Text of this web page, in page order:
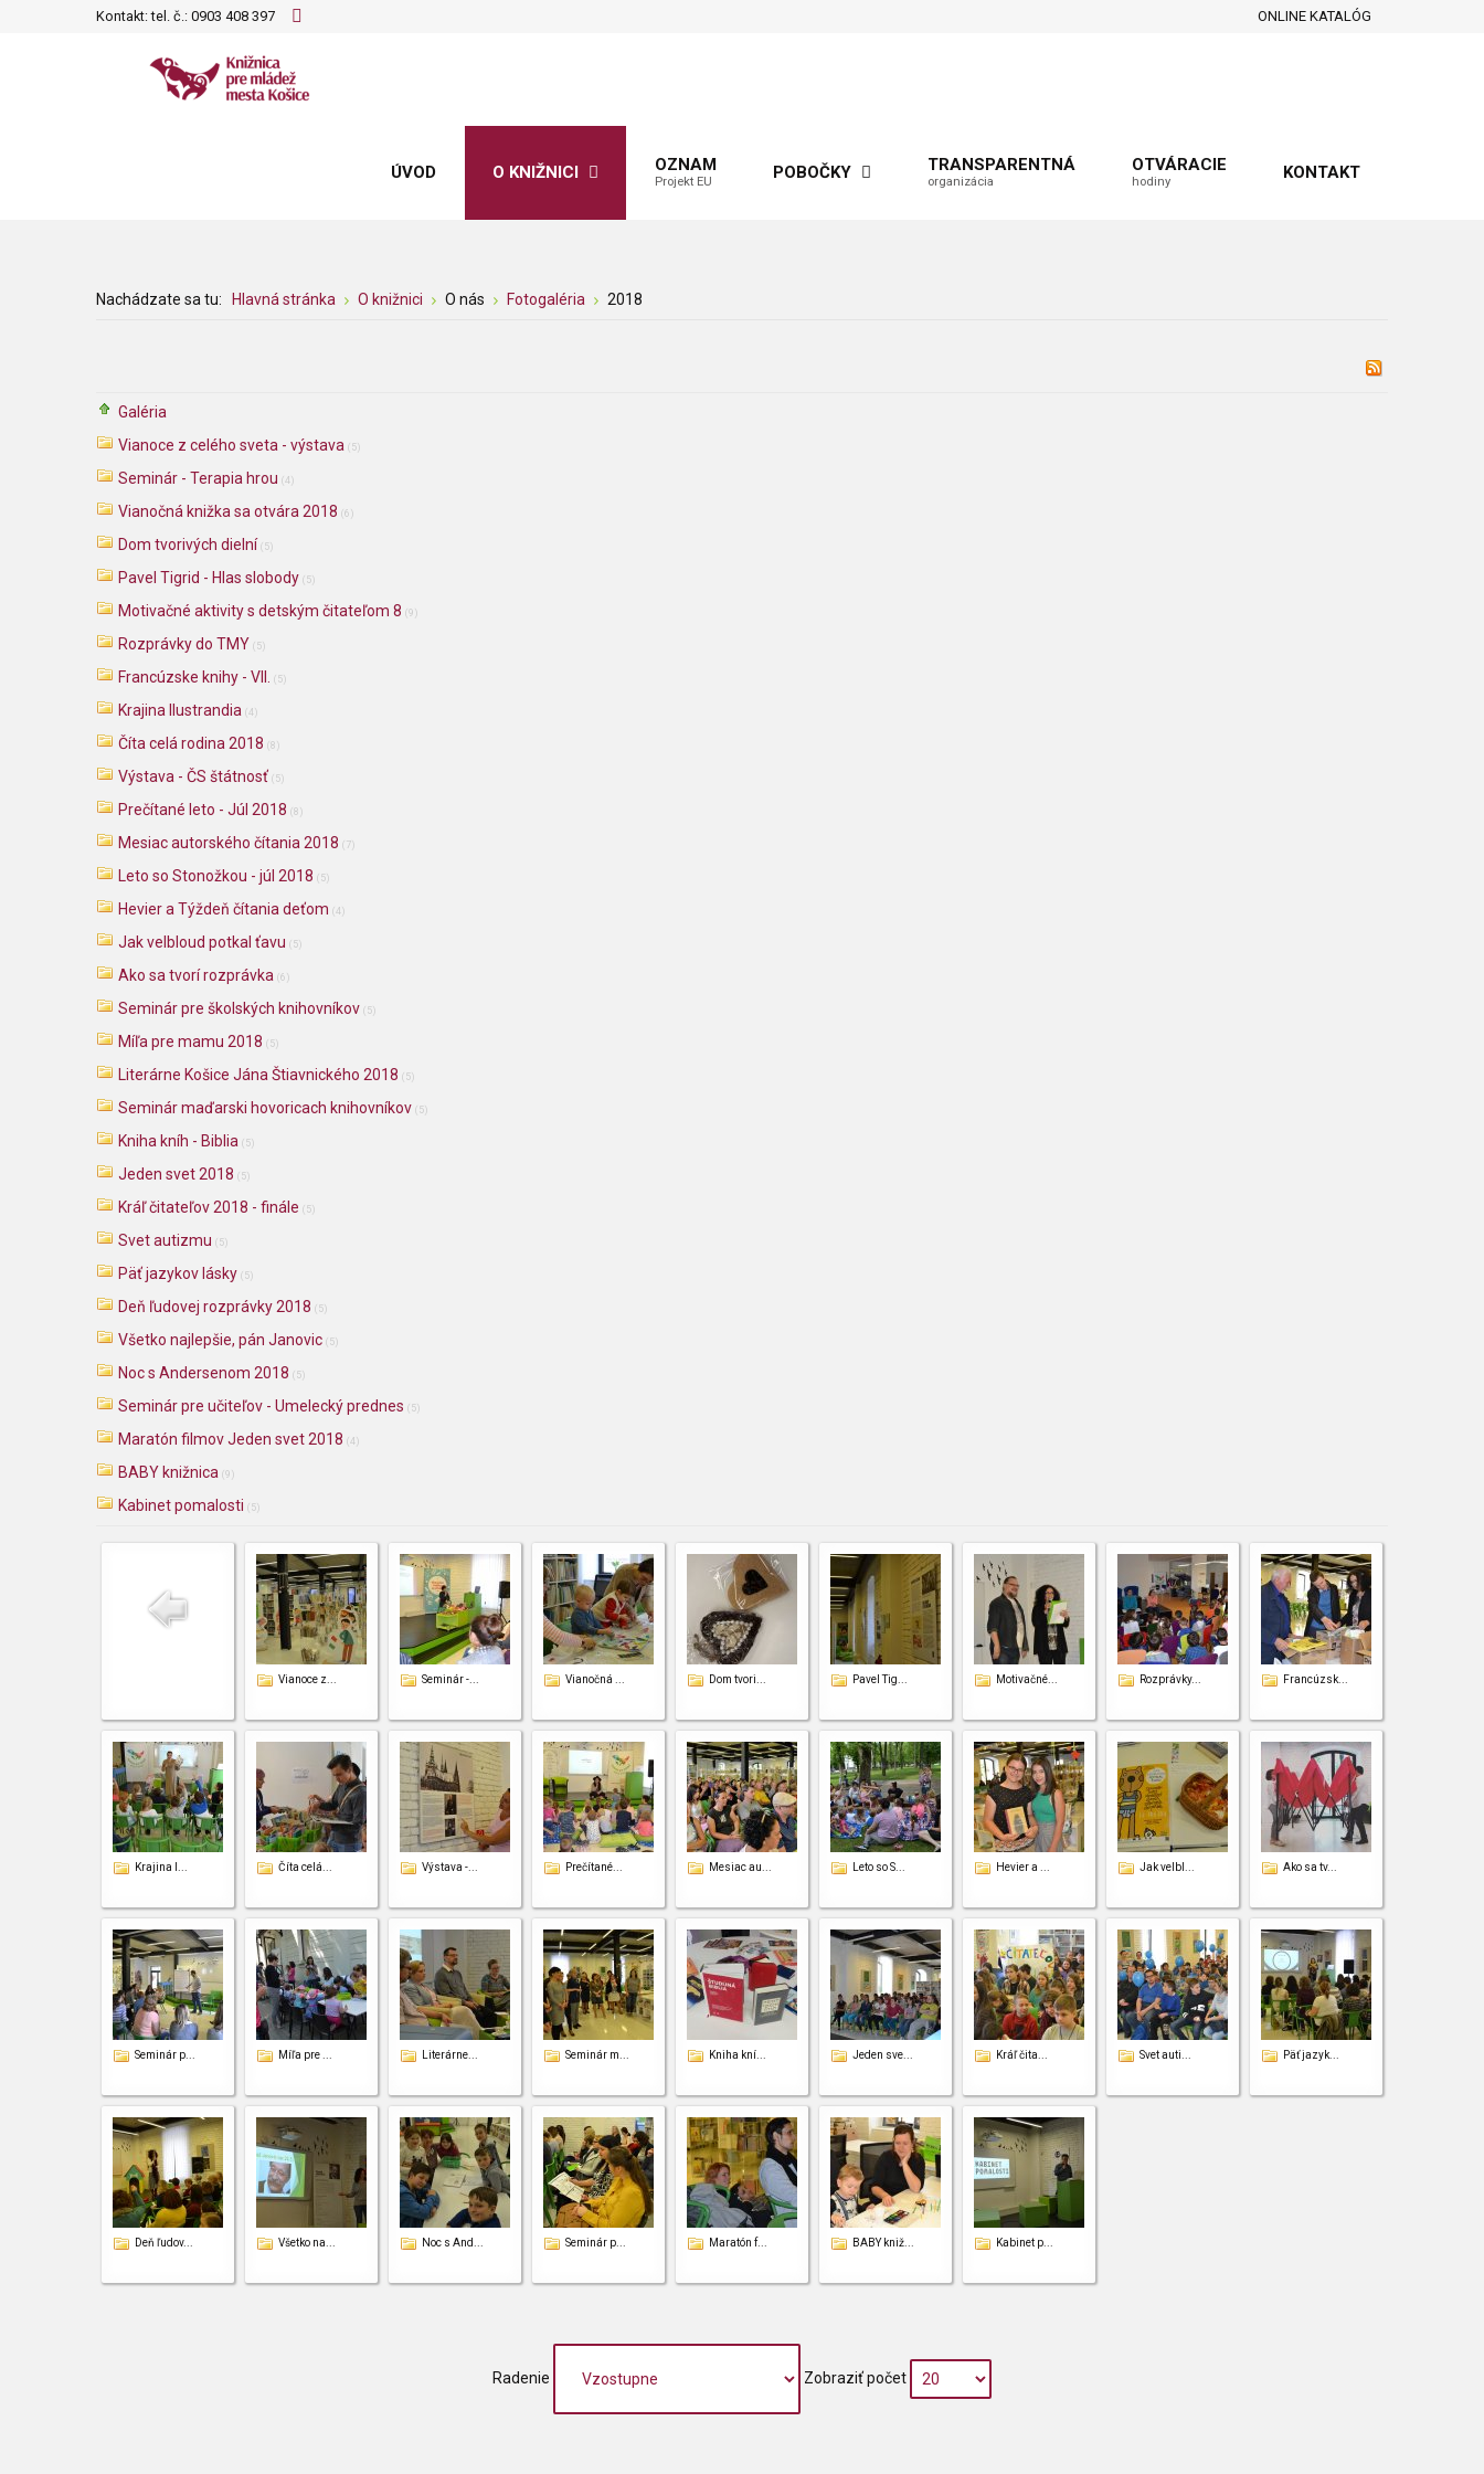
Kontakt: tel. č.: 0903 408 397 ONLINE KATALÓG
ÚVOD O KNIŽNICI OZNAM
Projekt EU POBOČKY TRANSPARENTNÁ
organizácia
OTVÁRACIE
hodiny KONTAKT
Nachádzate sa tu: Hlavná stránka O knižnici O nás Fotogaléria 2018
Galéria
Vianoce z celého sveta - výstava (5)
Seminár - Terapia hrou (4)
Vianočná knižka sa otvára 2018 (6)
Dom tvorivých dielní (5)
Pavel Tigrid - Hlas slobody (5)
Motivačné aktivity s detským čitateľom 8 (9)
Rozprávky do TMY (5)
Francúzske knihy - VII. (5)
Krajina Ilustrandia (4)
Číta celá rodina 2018 (8)
Výstava - ČS štátnosť (5)
Prečítané leto - Júl 2018 (8)
Mesiac autorského čítania 2018 (7)
Leto so Stonožkou - júl 2018 (5)
Hevier a Týždeň čítania deťom (4)
Jak velbloud potkal ťavu (5)
Ako sa tvorí rozprávka (6)
Seminár pre školských knihovníkov (5)
Míľa pre mamu 2018 (5)
Literárne Košice Jána Štiavnického 2018 (5)
Seminár maďarski hovoricach knihovníkov (5)
Kniha kníh - Biblia (5)
Jeden svet 2018 (5)
Kráľ čitateľov 2018 - finále (5)
Svet autizmu (5)
Päť jazykov lásky (5)
Deň ľudovej rozprávky 2018 (5)
Všetko najlepšie, pán Janovic (5)
Noc s Andersenom 2018 (5)
Seminár pre učiteľov - Umelecký prednes (5)
Maratón filmov Jeden svet 2018 (4)
BABY knižnica (9)
Kabinet pomalosti (5)
Vianoce z... Seminár -... Vianočná ... Dom tvori... Pavel Tig... Motivačné... Rozprávky... Francúzsk...
Krajina I... Číta celá... Výstava -... Prečítané... Mesiac au... Leto so S... Hevier a ... Jak velbl... Ako sa tv...
Seminár p... Míľa pre ... Literárne... Seminár m... Kniha kní... Jeden sve... Kráľ čita... Svet auti... Päť jazyk...
Deň ľudov... Všetko na... Noc s And... Seminár p... Maratón f... BABY kniž... Kabinet p...
Radenie Zobraziť počet